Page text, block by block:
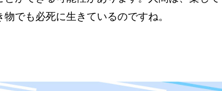
でも必死に生きているのですね。